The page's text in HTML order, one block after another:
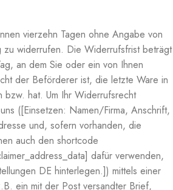
vierzehn Tagen ohne Angabe von
zu widerrufen. Die Widerrufsfrist beträgt
an dem Sie oder ein von Ihnen
der Beförderer ist, die letzte Ware in
bzw. hat. Um Ihr Widerrufsrecht
([Einsetzen: Namen/Firma, Anschrift,
und, sofern vorhanden, die
auch den shortcode
dafür verwenden,
DE hinterlegen.]) mittels einer
ein mit der Post versandter Brief,